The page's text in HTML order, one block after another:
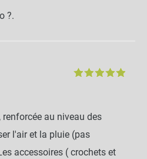
?.
au niveau des
l'air et la pluie (pas
accessoires ( crochets et